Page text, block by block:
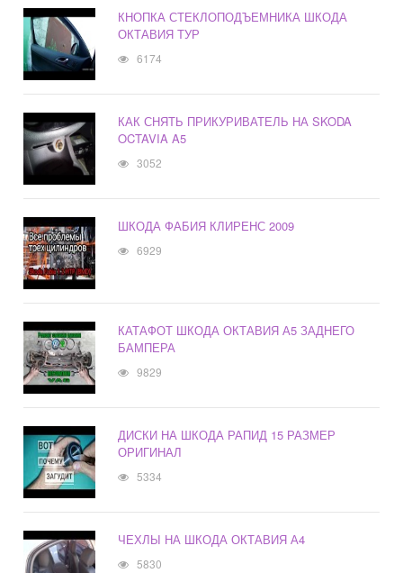
КНОПКА СТЕКЛОПОДЪЕМНИКА ШКОДА
ОКТАВИЯ ТУР
6174
КАК СНЯТЬ ПРИКУРИВАТЕЛЬ НА SKODA
OCTAVIA A5
3052
ШКОДА ФАБИЯ КЛИРЕНС 2009
6929
КАТАФОТ ШКОДА ОКТАВИЯ А5 ЗАДНЕГО
БАМПЕРА
9829
ДИСКИ НА ШКОДА РАПИД 15 РАЗМЕР
ОРИГИНАЛ
5334
ЧЕХЛЫ НА ШКОДА ОКТАВИЯ А4
5830